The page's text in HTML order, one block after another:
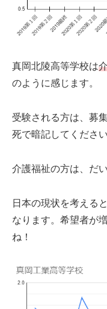
真岡北陵高等学校は
のように感じます。
受験される方は、募
死で暗記してください
介護福祉の方は、だ
日本の現状を考える
なります。希望者が
ね！